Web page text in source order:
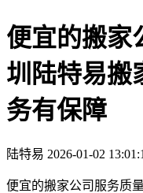
便宜的搬家
圳陆特易搬
务有保障
陆特易 2026-01-02
便宜的搬家公司服务质